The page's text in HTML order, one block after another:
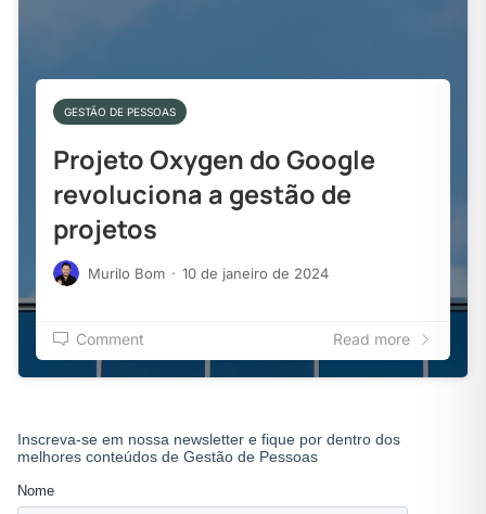
GESTÃO DE PESSOAS
Projeto Oxygen do Google
revoluciona a gestão de
projetos
Murilo Bom · 10 de janeiro de 2024
Comment Read more